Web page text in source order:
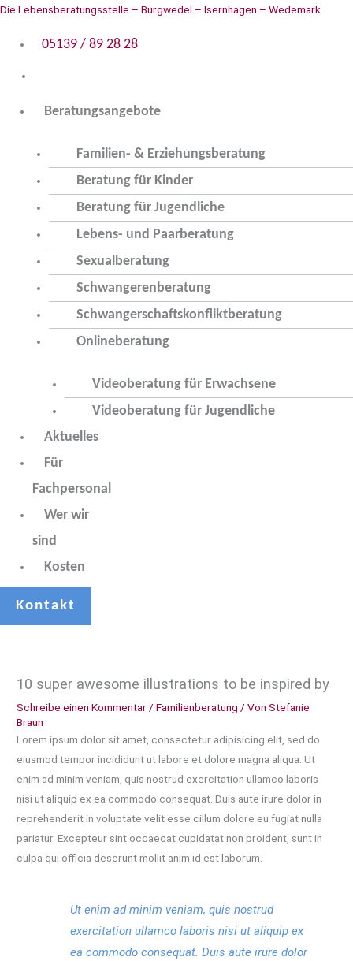
Zum
springen
Die Lebensberatungsstelle – Burgwedel – Isernhagen – Wedemark
05139 / 89 28 28
Menü
Beratungsangebote
Familien- & Erziehungsberatung
Beratung für Kinder
Beratung für Jugendliche
Lebens- und Paarberatung
Sexualberatung
Schwangerenberatung
Schwangerschaftskonfliktberatung
Onlineberatung
Videoberatung für Erwachsene
Videoberatung für Jugendliche
Aktuelles
Für
Fachpersonal
Wer wir
sind
Kosten
Kontakt
10 super awesome illustrations to be inspired by
Schreibe einen Kommentar /Familienberatung / VonStefanie
Braun
Lorem ipsum dolor sit amet, consectetur adipisicing elit, sed do
eiusmod tempor incididunt ut labore et dolore magna aliqua. Ut
enim ad minim veniam, quis nostrud exercitation ullamco laboris
nisi ut aliquip ex ea commodo consequat. Duis aute irure dolor in
reprehenderit in voluptate velit esse cillum dolore eu fugiat nulla
pariatur. Excepteur sint occaecat cupidatat non proident, sunt in
culpa qui officia deserunt mollit anim id est laborum.
Ut enim ad minim veniam, quis nostrud
exercitation ullamco laboris nisi ut aliquip ex
ea commodo consequat. Duis aute irure dolor